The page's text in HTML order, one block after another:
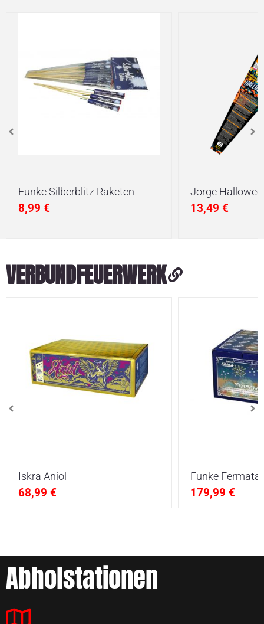
Funke Silberblitz Raketen
8,99 €
Jorge
13,49 €
VERBUNDFEUERWERK
Iskra Aniol
68,99 €
Funke Fermata
179,99 €
Abholstationen